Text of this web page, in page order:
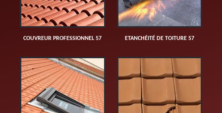
COUVREUR PROFESSIONNEL 57 ETANCHÉITÉ DE TOITURE 57